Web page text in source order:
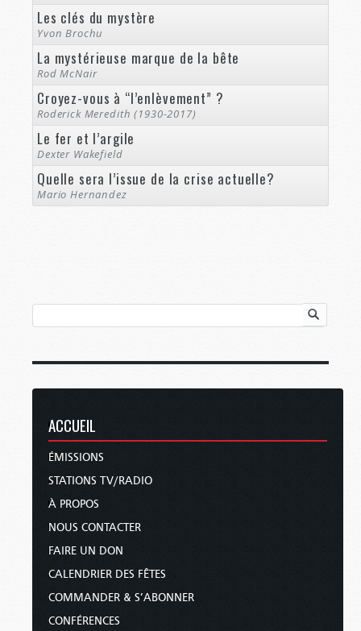
Les clés du mystère
Yvon Brochu
La mystérieuse marque de la bête
Rod McNair
Croyez-vous à “l’enlèvement” ?
Roderick Meredith (1930-2017)
Le fer et l’argile
Dexter Wakefield
Quelle sera l’issue de la crise actuelle?
Mario Hernandez
ACCUEIL
ÉMISSIONS
STATIONS TV/RADIO
À PROPOS
NOUS CONTACTER
FAIRE UN DON
CALENDRIER DES FÊTES
COMMANDER & S’ABONNER
CONFÉRENCES